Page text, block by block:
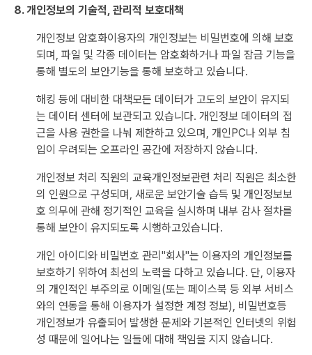
8. 개인정보의 기술적, 관리적 보호대책
개인정보 암호화이용자의 개인정보는 비밀번호에 의해 보호
되며, 파일 및 각종 데이터는 암호화하거나 파일 잠금 기능을
통해 별도의 보안기능을 통해 보호하고 있습니다.
해킹 등에 대비한 대책모든 데이터가 고도의 보안이 유지되
는 데이터 센터에 보관되고 있습니다. 개인정보 데이터의 접
근을 사용 권한을 나눠 제한하고 있으며, 개인PC나 외부 침
입이 우려되는 오프라인 공간에 저장하지 않습니다.
개인정보 처리 직원의 교육개인정보관련 처리 직원은 최소한
의 인원으로 구성되며, 새로운 보안기술 습득 및 개인정보보
호 의무에 관해 정기적인 교육을 실시하며 내부 감사 절차를
통해 보안이 유지되도록 시행하고있습니다.
개인 아이디와 비밀번호 관리"회사"는 이용자의 개인정보를
보호하기 위하여 최선의 노력을 다하고 있습니다. 단, 이용자
의 개인적인 부주의로 이메일(또는 페이스북 등 외부 서비스
와의 연동을 통해 이용자가 설정한 계정 정보), 비밀번호등
개인정보가 유출되어 발생한 문제와 기본적인 인터넷의 위험
성 때문에 일어나는 일들에 대해 책임을 지지 않습니다.